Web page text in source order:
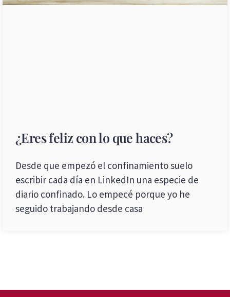
¿Eres feliz con lo que haces?
Desde que empezó el confinamiento suelo
escribir cada día en LinkedIn una especie de
diario confinado. Lo empecé porque yo he
seguido trabajando desde casa